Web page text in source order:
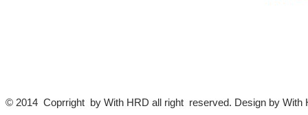
© 2014 Coprright by With HRD all right reserved. Design by With